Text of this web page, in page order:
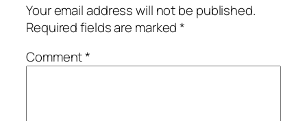
Your email address will not be published.
Required fields are marked*
Comment*